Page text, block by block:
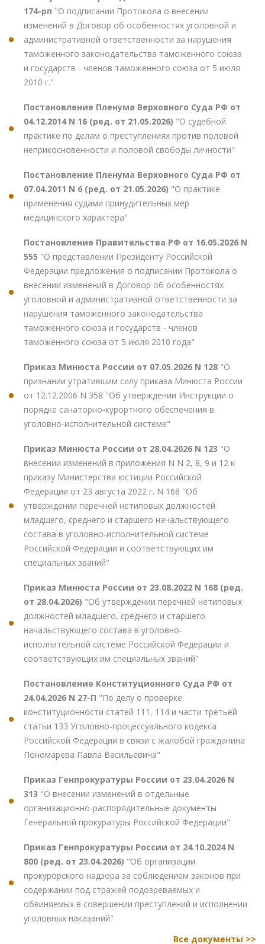
174-рп "О подписании Протокола о внесении
изменений в Договор об особенностях уголовной и
административной ответственности за нарушения
таможенного законодательства таможенного союза
и государств - членов таможенного союза от 5 июля
2010 г."
Постановление Пленума Верховного Суда РФ от
04.12.2014 N 16 (ред. от 21.05.2026) "О судебной
практике по делам о преступлениях против половой
неприкосновенности и половой свободы личности"
Постановление Пленума Верховного Суда РФ от
07.04.2011 N 6 (ред. от 21.05.2026) "О практике
применения судами принудительных мер
медицинского характера"
Постановление Правительства РФ от 16.05.2026 N
555 "О представлении Президенту Российской
Федерации предложения о подписании Протокола о
внесении изменений в Договор об особенностях
уголовной и административной ответственности за
нарушения таможенного законодательства
таможенного союза и государств - членов
таможенного союза от 5 июля 2010 года"
Приказ Минюста России от 07.05.2026 N 128 "О
признании утратившим силу приказа Минюста России
от 12.12.2006 N 358 "Об утверждении Инструкции о
порядке санаторно-курортного обеспечения в
уголовно-исполнительной системе"
Приказ Минюста России от 28.04.2026 N 123 "О
внесении изменений в приложения N N 2, 8, 9 и 12 к
приказу Министерства юстиции Российской
Федерации от 23 августа 2022 г. N 168 "Об
утверждении перечней нетиповых должностей
младшего, среднего и старшего начальствующего
состава в уголовно-исполнительной системе
Российской Федерации и соответствующих им
специальных званий"
Приказ Минюста России от 23.08.2022 N 168 (ред.
от 28.04.2026) "Об утверждении перечней нетиповых
должностей младшего, среднего и старшего
начальствующего состава в уголовно-
исполнительной системе Российской Федерации и
соответствующих им специальных званий"
Постановление Конституционного Суда РФ от
24.04.2026 N 27-П "По делу о проверке
конституционности статей 111, 114 и части третьей
статьи 133 Уголовно-процессуального кодекса
Российской Федерации в связи с жалобой гражданина
Пономарева Павла Васильевича"
Приказ Генпрокуратуры России от 23.04.2026 N
313 "О внесении изменений в отдельные
организационно-распорядительные документы
Генеральной прокуратуры Российской Федерации"
Приказ Генпрокуратуры России от 24.10.2024 N
800 (ред. от 23.04.2026) "Об организации
прокурорского надзора за соблюдением законов при
содержании под стражей подозреваемых и
обвиняемых в совершении преступлений и исполнении
уголовных наказаний"
Все документы >>